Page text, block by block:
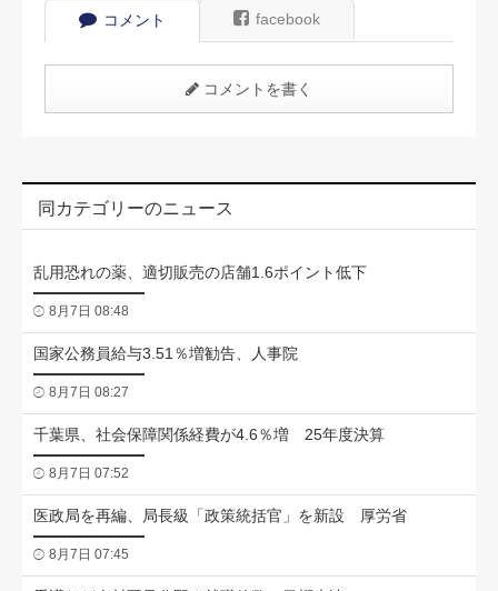
コメント facebook
コメントを書く
同カテゴリーのニュース
乱用恐れの薬、適切販売の店舗1.6ポイント低下
8月7日 08:48
国家公務員給与3.51％増勧告、人事院
8月7日 08:27
千葉県、社会保障関係経費が4.6％増 25年度決算
8月7日 07:52
医政局を再編、局長級「政策統括官」を新設 厚労省
8月7日 07:45